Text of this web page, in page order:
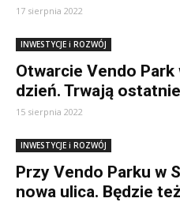
17 sierpnia 2022
INWESTYCJE i ROZWÓJ
Otwarcie Vendo Park
dzień. Trwają
15 sierpnia 2022
INWESTYCJE i ROZWÓJ
Przy Vendo Parku w
nowa ulica. Będzie